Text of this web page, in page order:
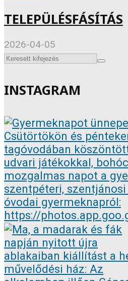
TELEPÜLÉSFÁSÍTÁS
2026-04-05
INSTAGRAM